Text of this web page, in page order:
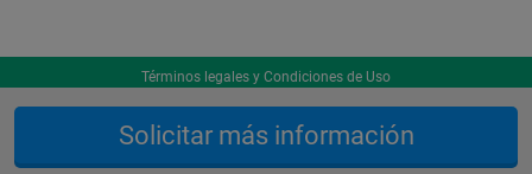
Solicitar más información
Términos legales y Condiciones de Uso